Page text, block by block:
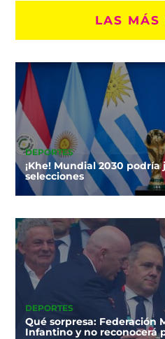
LAS MÁS
DEPORTES
¡Khe! Mundial 2030 podría
selecciones
DEPORTES
Qué sorpresa: Federación
Infantino y no reconocerá